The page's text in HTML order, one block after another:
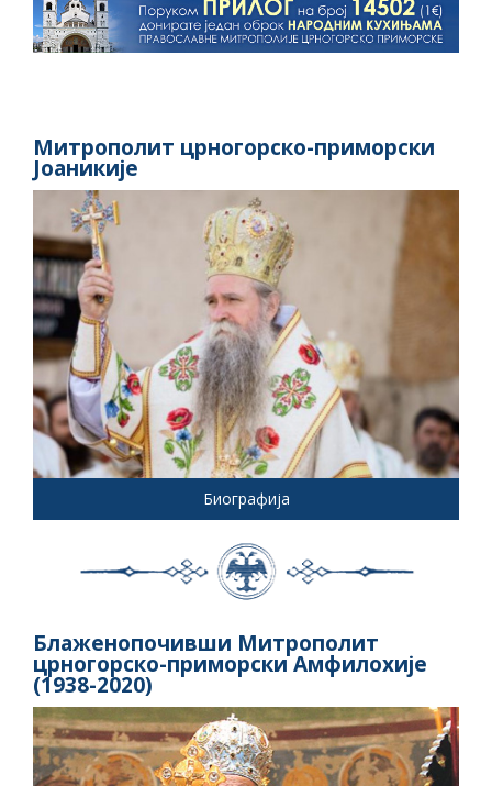
Митрополит црногорско-приморски
Јоаникије
Биографија
Блаженопочивши Митрополит
црногорско-приморски Амфилохије
(1938-2020)